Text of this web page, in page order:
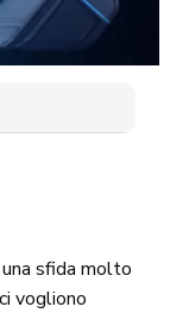
sfida molto
vogliono